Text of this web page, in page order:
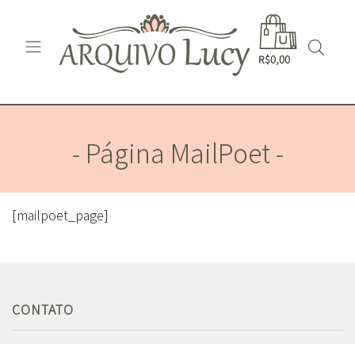
R$0,00
- Página MailPoet -
[mailpoet_page]
CONTATO